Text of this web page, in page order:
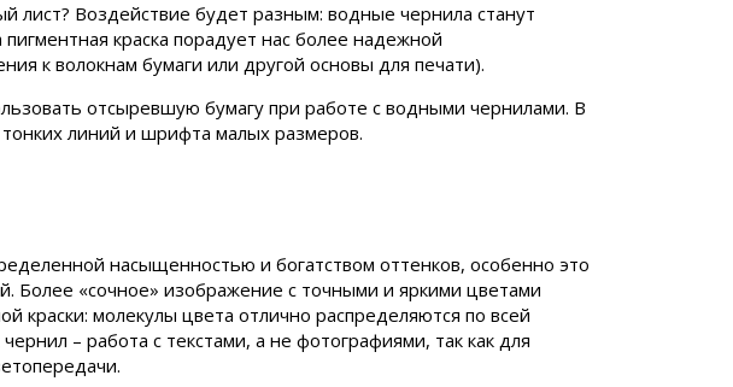
лист? Воздействие будет разным: водные чернила станут
краска порадует нас более надежной
к волокнам бумаги или другой основы для печати).
отсыревшую бумагу при работе с водными чернилами. В
линий и шрифта малых размеров.
насыщенностью и богатством оттенков, особенно это
Более «сочное» изображение с точными и яркими цветами
краски: молекулы цвета отлично распределяются по всей
– работа с текстами, а не фотографиями, так как для